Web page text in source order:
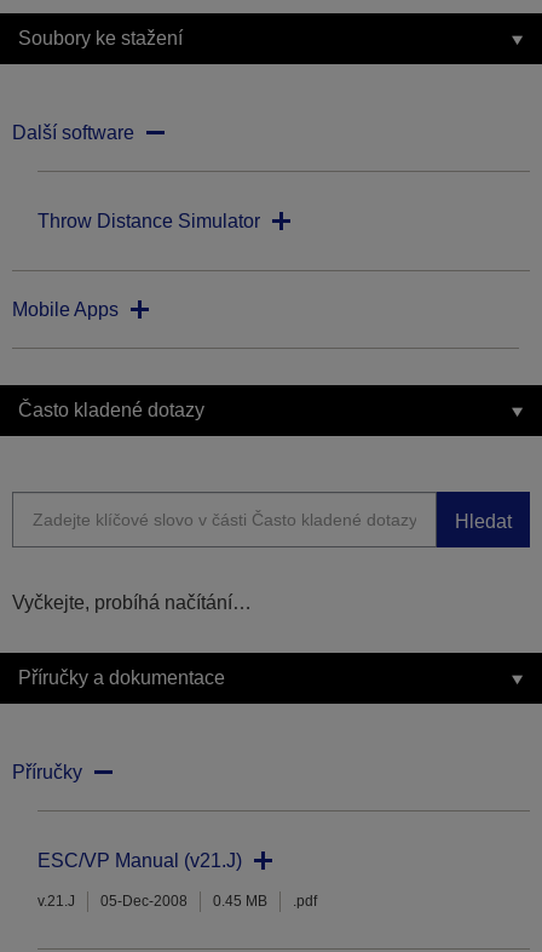
Soubory ke stažení
Další software
Throw Distance Simulator
Mobile Apps
Často kladené dotazy
Hledat
Vyčkejte, probíhá načítání…
Příručky a dokumentace
Příručky
ESC/VP Manual (v21.J)
v.21.J 05-Dec-2008 0.45 MB .pdf